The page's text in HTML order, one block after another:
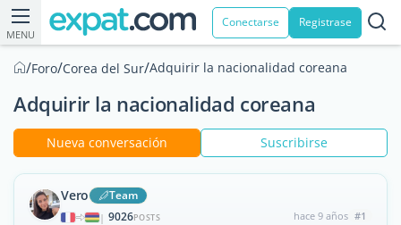
MENU
Conectarse Registrase
/Foro/Corea del Sur/Adquirir la nacionalidad coreana
Adquirir la nacionalidad coreana
Nueva conversación Suscribirse
Vero Team
| 9026POSTS hace 9 años #1